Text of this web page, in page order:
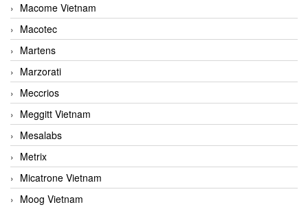
Macome Vietnam
Macotec
Martens
Marzorati
Meccrios
Meggitt Vietnam
Mesalabs
Metrix
Micatrone Vietnam
Moog Vietnam